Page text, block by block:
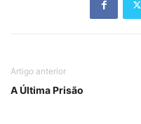
Artigo anterior
A Última Prisão